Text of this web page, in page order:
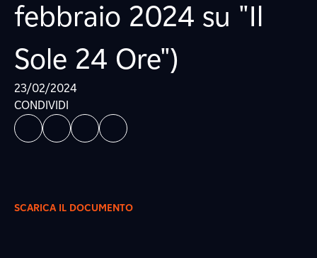
febbraio 2024 su "Il
Sole 24 Ore")
23/02/2024
CONDIVIDI
SCARICA IL DOCUMENTO